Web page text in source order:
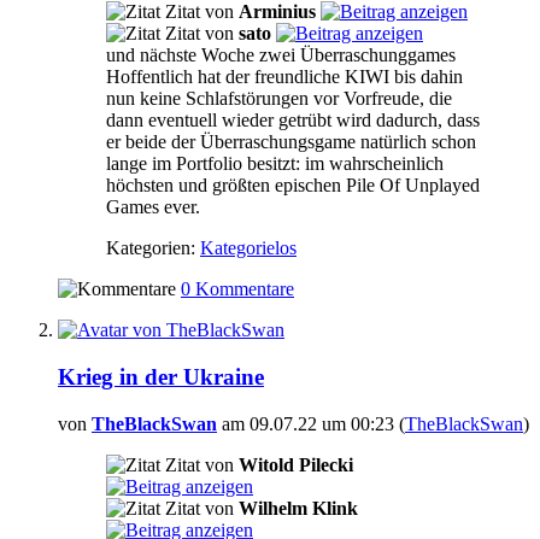
Zitat von Arminius
Zitat von sato
und nächste Woche zwei Überraschunggames
Hoffentlich hat der freundliche KIWI bis dahin
nun keine Schlafstörungen vor Vorfreude, die
dann eventuell wieder getrübt wird dadurch, dass
er beide der Überraschungsgame natürlich schon
lange im Portfolio besitzt: im wahrscheinlich
höchsten und größten epischen Pile Of Unplayed
Games ever.
Kategorien: Kategorielos
0 Kommentare
Krieg in der Ukraine
von TheBlackSwan am 09.07.22 um 00:23 (TheBlackSwan)
Zitat von Witold Pilecki
Zitat von Wilhelm Klink